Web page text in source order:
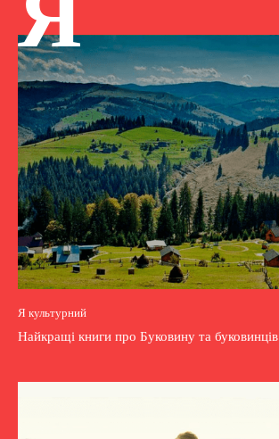
Я культурний
Найкращі книги про Буковину та буковинців